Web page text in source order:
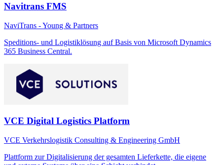
Navitrans FMS
NaviTrans - Young & Partners
Speditions- und Logistiklösung auf Basis von Microsoft Dynamics
365 Business Central.
VCE Digital Logistics Platform
VCE Verkehrslogistik Consulting & Engineering GmbH
Plattform zur Digitalisierung der gesamten Lieferkette, die eigene